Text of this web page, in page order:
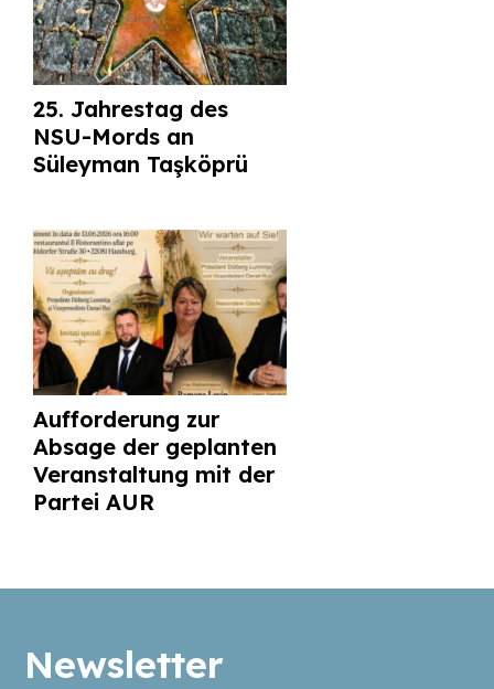
25. Jahrestag des
NSU-Mords an
Süleyman Taşköprü
Aufforderung zur
Absage der geplanten
Veranstaltung mit der
Partei AUR
Newsletter